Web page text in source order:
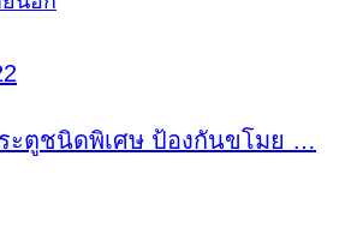
ะตูชนิดพิเศษ ป้องกันขโมย …